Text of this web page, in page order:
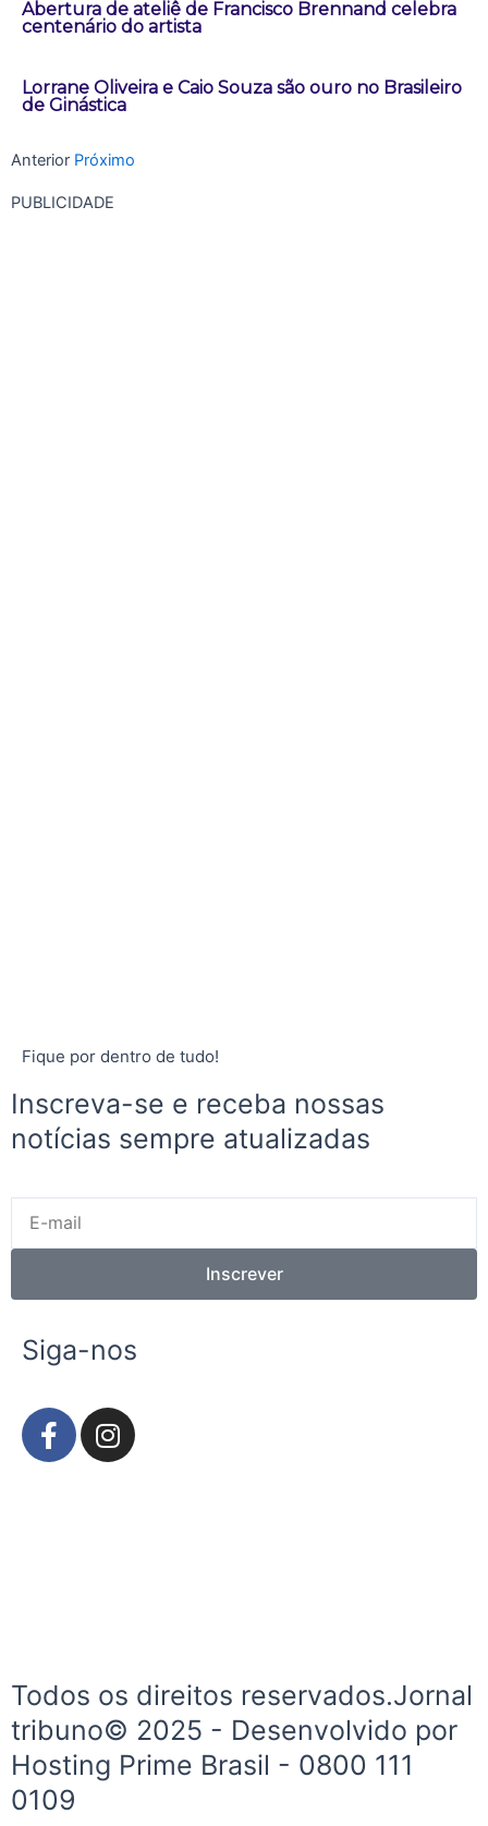
Abertura de ateliê de Francisco Brennand celebra
centenário do artista
Lorrane Oliveira e Caio Souza são ouro no Brasileiro
de Ginástica
Anterior Próximo
PUBLICIDADE
Fique por dentro de tudo!
Inscreva-se e receba nossas
notícias sempre atualizadas
mail
Inscrever
Siga-nos
F
a
I
n
Todos os direitos reservados.Jornal
tribuno© 2025 - Desenvolvido por
Hosting Prime Brasil - 0800 111
0109